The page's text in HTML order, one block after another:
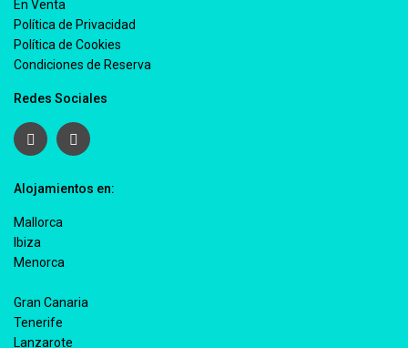
En Venta
Política de Privacidad
Política de Cookies
Condiciones de Reserva
Redes Sociales
Alojamientos en:
Mallorca
Ibiza
Menorca
Gran Canaria
Tenerife
Lanzarote